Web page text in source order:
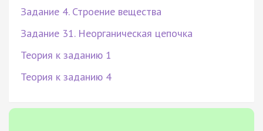
Задание 4. Строение вещества
Задание 31. Неорганическая цепочка
Теория к заданию 1
Теория к заданию 4